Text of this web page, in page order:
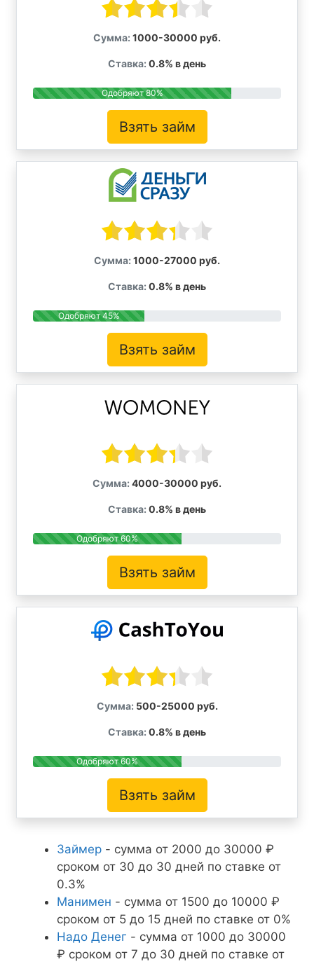
Сумма: 1000-30000 руб.
Ставка: 0.8% в день
Одобряют 80%
Взять займ
Сумма: 1000-27000 руб.
Ставка: 0.8% в день
Одобряют 45%
Взять займ
Сумма: 4000-30000 руб.
Ставка: 0.8% в день
Одобряют 60%
Взять займ
Сумма: 500-25000 руб.
Ставка: 0.8% в день
Одобряют 60%
Взять займ
Займер - сумма от 2000 до 30000 ₽
сроком от 30 до 30 дней по ставке от
0.3%
Манимен - сумма от 1500 до 10000 ₽
сроком от 5 до 15 дней по ставке от 0%
Надо Денег - сумма от 1000 до 30000
₽ сроком от 7 до 30 дней по ставке от